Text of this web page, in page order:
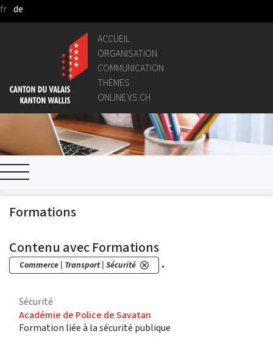
Saut au contenu principal
fr de
ACCUEIL
ORGANISATION
COMMUNICATION
THÈMES
ONLINE.VS.CH
Formations
Contenu avec Formations
Commerce | Transport | Sécurité .
Sécurité
Académie de Police de Savatan
Formation liée à la sécurité publique